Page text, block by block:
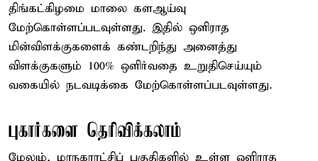
திங்கட்கிழமை மாலை களஆய்வு
மேற்கொள்ளப்படவுள்ளது. இதில் ஒளிராத
மின்விளக்குகளைக் கண்டறிந்து அனைத்து
விளக்குகளும் 100% ஒளிர்வதை உறுதிசெய்யும்
வகையில் நடவடிக்கை மேற்கொள்ளப்படவுள்ளது.
புகார்களை தெரிவிக்கலாம்
மேலும், மாநகராட்சிப் பகுதிகளில் உள்ள ஒளிராத